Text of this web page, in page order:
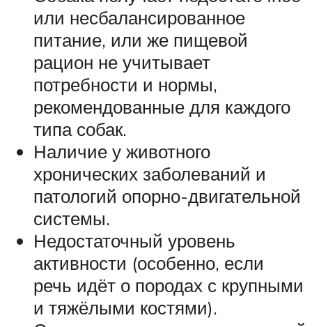
или несбалансированное
питание, или же пищевой
рацион не учитывает
потребности и нормы,
рекомендованные для каждого
типа собак.
Наличие у животного
хронических заболеваний и
патологий опорно-двигательной
системы.
Недостаточный уровень
активности (особенно, если
речь идёт о породах с крупными
и тяжёлыми костями).